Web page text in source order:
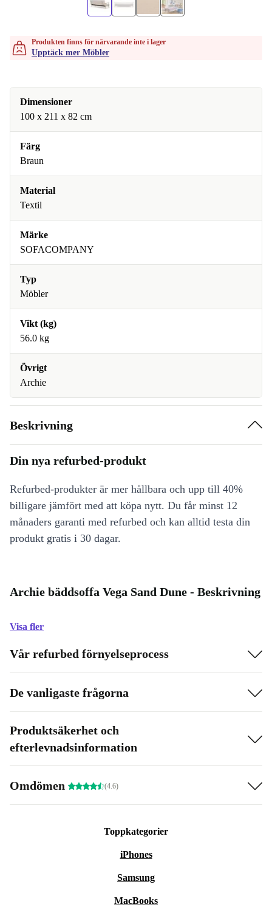
Produkten finns för närvarande inte i lager
Upptäck mer Möbler
Dimensioner
100 x 211 x 82 cm
Färg
Braun
Material
Textil
Märke
SOFACOMPANY
Typ
Möbler
Vikt (kg)
56.0 kg
Övrigt
Archie
Beskrivning
Din nya refurbed-produkt
Refurbed-produkter är mer hållbara och upp till 40%
billigare jämfört med att köpa nytt. Du får minst 12
månaders garanti med refurbed och kan alltid testa din
produkt gratis i 30 dagar.
Archie bäddsoffa Vega Sand Dune - Beskrivning
Visa fler
Vår refurbed förnyelseprocess
De vanligaste frågorna
Produktsäkerhet och
efterlevnadsinformation
Omdömen (4.6)
Toppkategorier
iPhones
Samsung
MacBooks